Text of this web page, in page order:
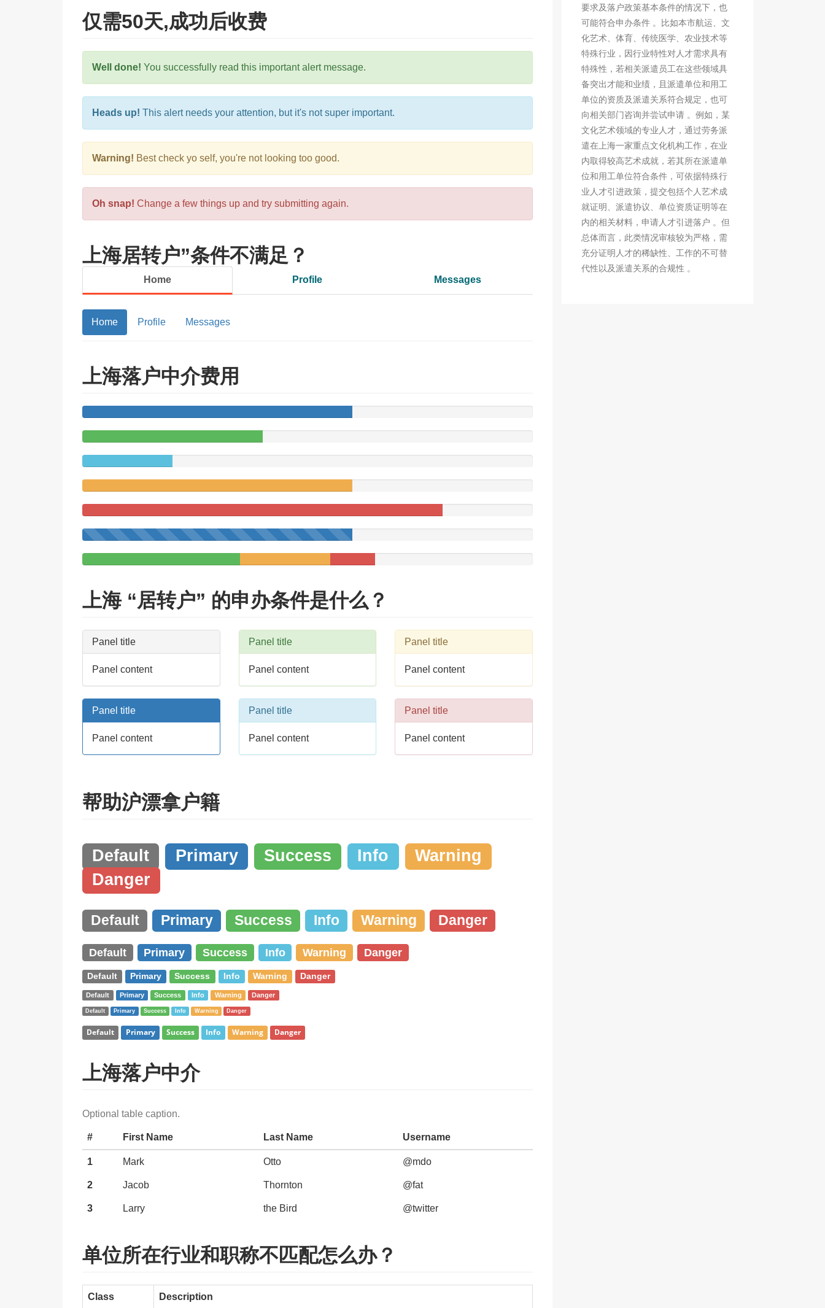
仅需50天,成功后收费
Well done! You successfully read this important alert message.
Heads up! This alert needs your attention, but it's not super important.
Warning! Best check yo self, you're not looking too good.
Oh snap! Change a few things up and try submitting again.
上海居转户”条件不满足？
Home Profile Messages
Home Profile Messages
上海落户中介费用
(danger)
60%
上海 “居转户” 的申办条件是什么？
Panel title
Panel content
Panel title
Panel content
Panel title
Panel content
Panel title
Panel content
Panel title
Panel content
Panel title
Panel content
帮助沪漂拿户籍
Default Primary Success Info
Warning
Danger
Default Primary Success Info Warning Danger
Default Primary Success Info Warning Danger
Default Primary Success Info Warning Danger
Default Primary Success Info Warning Danger
Default Primary Success Info Warning Danger
Default Primary Success Info Warning Danger
上海落户中介
Optional table caption.
# First Name Last Name Username
1 Mark Otto @mdo
2 Jacob Thornton @fat
3 Larry the Bird @twitter
单位所在行业和职称不匹配怎么办？
Class Description
要求及落户政策基本条件的情况下，也
可能符合申办条件 。比如本市航运、文
化艺术、体育、传统医学、农业技术等
特殊行业，因行业特性对人才需求具有
特殊性，若相关派遣员工在这些领域具
备突出才能和业绩，且派遣单位和用工
单位的资质及派遣关系符合规定，也可
向相关部门咨询并尝试申请 。例如，某
文化艺术领域的专业人才，通过劳务派
遣在上海一家重点文化机构工作，在业
内取得较高艺术成就，若其所在派遣单
位和用工单位符合条件，可依据特殊行
业人才引进政策，提交包括个人艺术成
就证明、派遣协议、单位资质证明等在
内的相关材料，申请人才引进落户 。但
总体而言，此类情况审核较为严格，需
充分证明人才的稀缺性、工作的不可替
代性以及派遣关系的合规性 。